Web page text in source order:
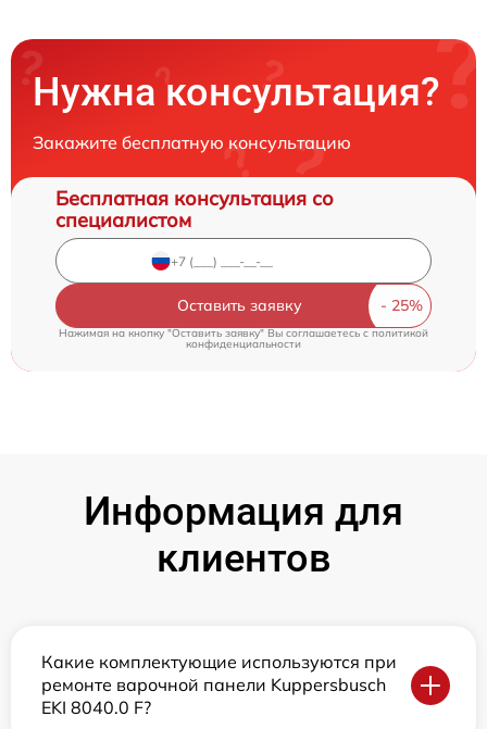
Нужна консультация?
Закажите бесплатную консультацию
Бесплатная консультация со
специалистом
Оставить заявку
Нажимая на кнопку "Оставить заявку" Вы соглашаетесь cполитикой
конфиденциальности
Информация для
клиентов
Какие комплектующие используются при
ремонте варочной панели Kuppersbusch
EKI 8040.0 F?